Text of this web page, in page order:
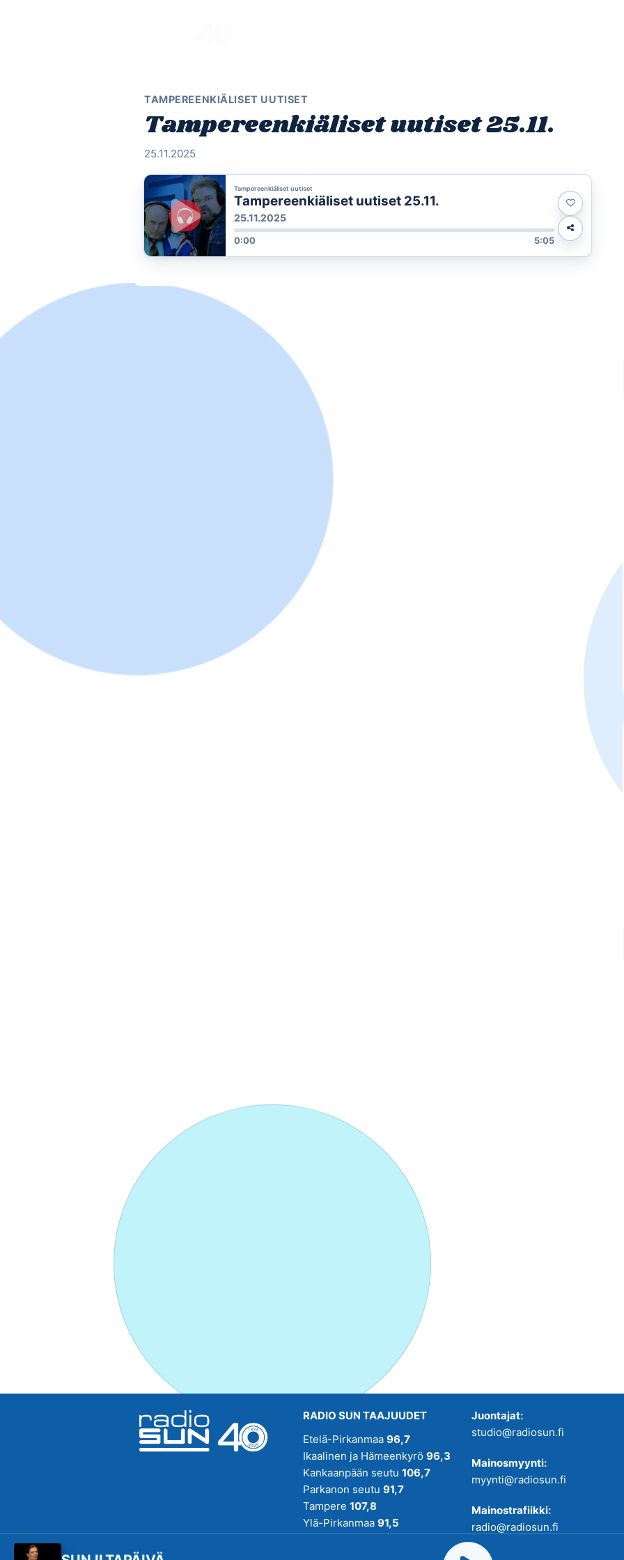
TAMPEREENKIÄLISET UUTISET
Tampereenkiäliset uutiset 25.11.
25.11.2025
Tampereenkiäliset uutiset
Tampereenkiäliset uutiset 25.11.
25.11.2025
0:00 5:05
RADIO SUN TAAJUUDET
Etelä-Pirkanmaa 96,7
Ikaalinen ja Hämeenkyrö 96,3
Kankaanpään seutu 106,7
Parkanon seutu 91,7
Tampere 107,8
Ylä-Pirkanmaa 91,5
Pirmedioita.
Juontajat:
studio@radiosun.fi
Mainosmyynti:
myynti@radiosun.fi
Mainostrafiikki:
radio@radiosun.fi